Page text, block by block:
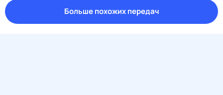
Больше похожих передач